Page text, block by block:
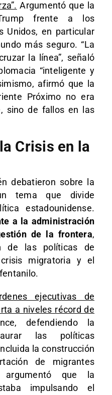
Argumentó que la
frente a los
Unidos, en particular
más seguro. “La
la línea”, señaló
“inteligente y
afirmó que la
Próximo no era
sino de fallos en las
Crisis en la
debatieron sobre la
tema que divide
estadounidense.
a la administración
de la frontera,
de las políticas de
migratoria y el
ejecutivas de
a niveles récord de
defendiendo la
las políticas
la construcción
de migrantes
argumentó que la
impulsando el